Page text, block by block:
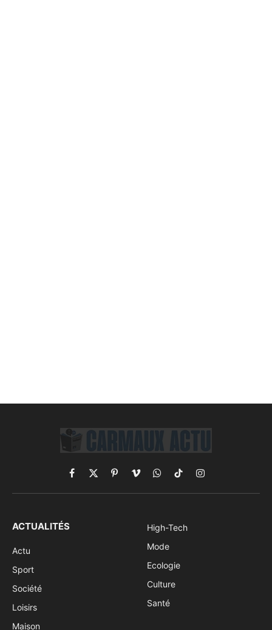
Facebook
X
(Twitter)
PinterestVimeoWhatsApp
TikTokInstagram
ACTUALITÉS
Actu
Sport
Société
Loisirs
Maison
High-Tech
Mode
Ecologie
Culture
Santé